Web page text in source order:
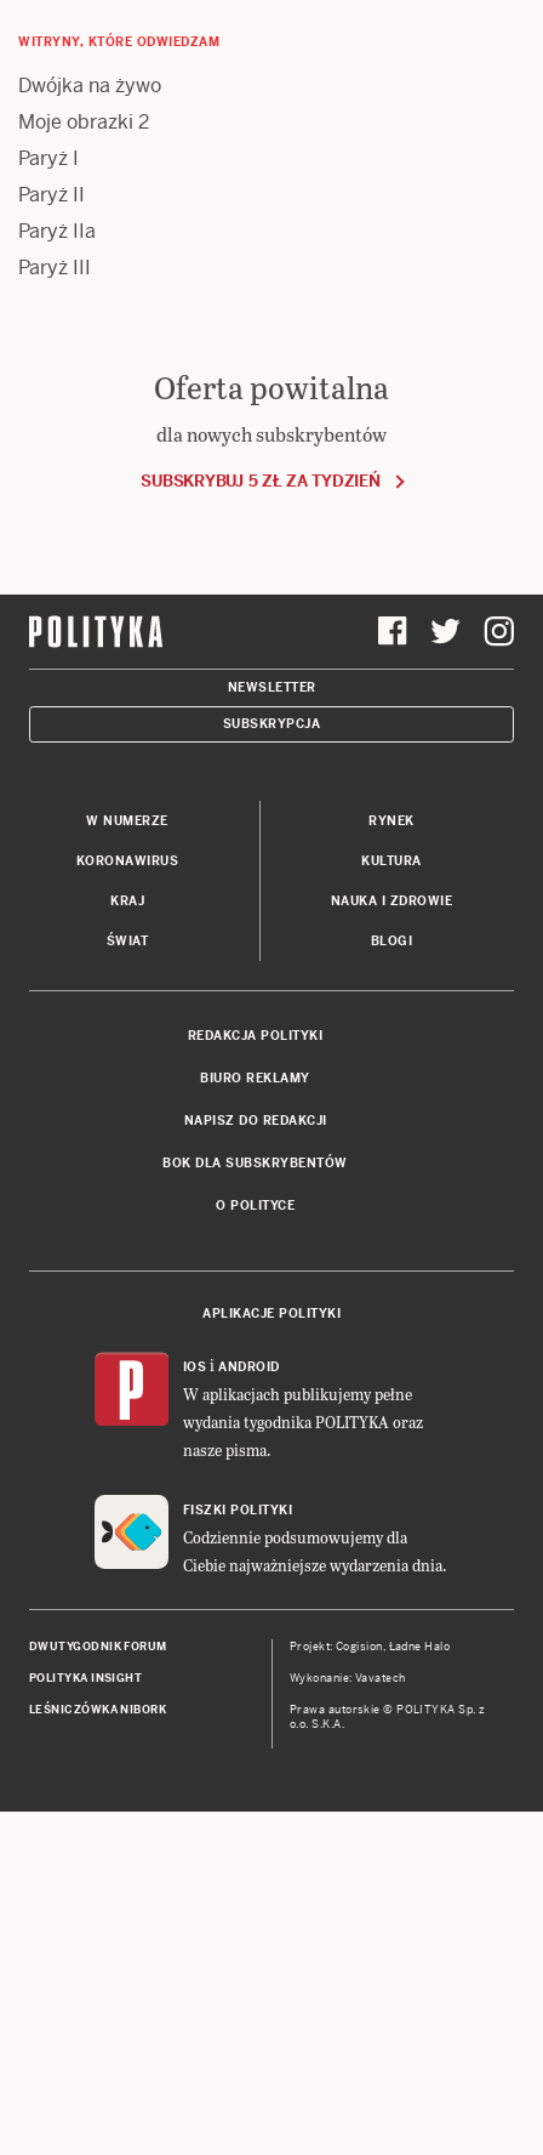
WITRYNY, KTÓRE ODWIEDZAM
Dwójka na żywo
Moje obrazki 2
Paryż I
Paryż II
Paryż IIa
Paryż III
Oferta powitalna
dla nowych subskrybentów
SUBSKRYBUJ 5 ZŁ ZA TYDZIEŃ
NEWSLETTER
SUBSKRYPCJA
W NUMERZE
KORONAWIRUS
KRAJ
ŚWIAT
RYNEK
KULTURA
NAUKA I ZDROWIE
BLOGI
REDAKCJA POLITYKI
BIURO REKLAMY
NAPISZ DO REDAKCJI
BOK DLA SUBSKRYBENTÓW
O POLITYCE
APLIKACJE POLITYKI
IOS i ANDROID
W aplikacjach publikujemy pełne
wydania tygodnika POLITYKA oraz
nasze pisma.
FISZKI POLITYKI
Codziennie podsumowujemy dla
Ciebie najważniejsze wydarzenia dnia.
DWUTYGODNIK FORUM
POLITYKA INSIGHT
LEŚNICZÓWKA NIBORK
Projekt:Cogision, Ładne Halo
Wykonanie: Vavatech
Prawa autorskie © POLITYKA Sp. z
o.o. S.K.A.